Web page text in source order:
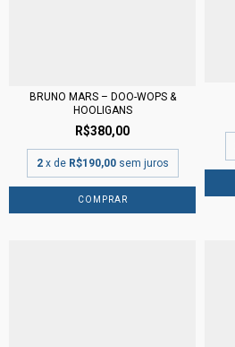
BRUNO MARS – DOO-WOPS &
HOOLIGANS
R$380,00
2 x de R$190,00 sem juros